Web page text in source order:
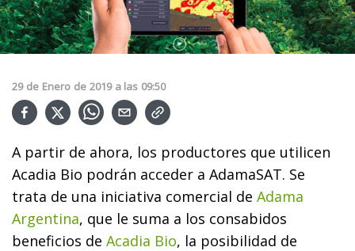
29 de Enero de 2019 a las 09:50
A partir de ahora, los productores que utilicen
Acadia Bio podrán acceder a AdamaSAT. Se
trata de una iniciativa comercial de Adama
Argentina, que le suma a los consabidos
beneficios de Acadia Bio, la posibilidad de